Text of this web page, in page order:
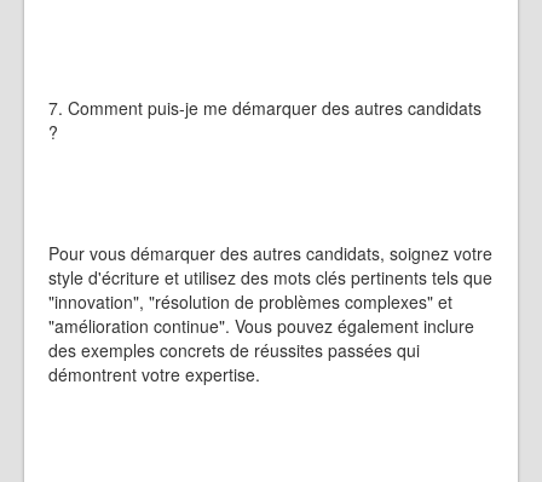
7. Comment puis-je me démarquer des autres candidats
?
Pour vous démarquer des autres candidats, soignez votre
style d'écriture et utilisez des mots clés pertinents tels que
"innovation", "résolution de problèmes complexes" et
"amélioration continue". Vous pouvez également inclure
des exemples concrets de réussites passées qui
démontrent votre expertise.